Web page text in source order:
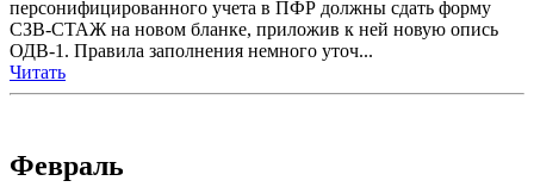
персонифицированного учета в ПФР должны сдать форму
СЗВ-СТАЖ на новом бланке, приложив к ней новую опись
ОДВ-1. Правила заполнения немного уточ...
Читать
Февраль